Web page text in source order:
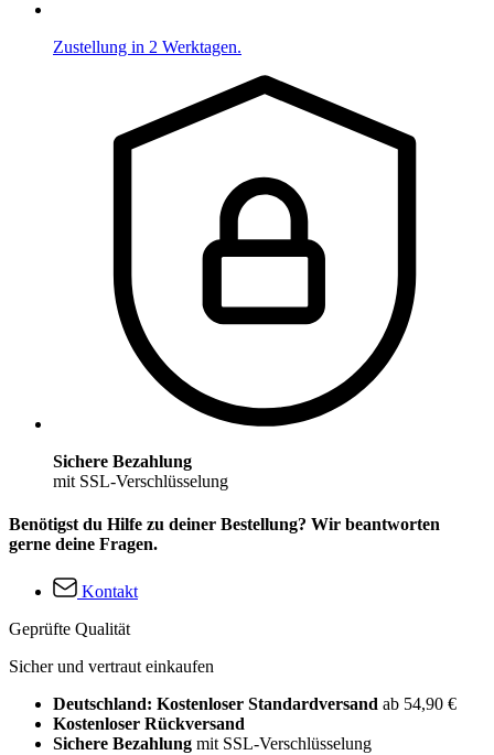
Zustellung in 2 Werktagen.
Sichere Bezahlung
mit SSL-Verschlüsselung
Benötigst du Hilfe zu deiner Bestellung? Wir beantworten
gerne deine Fragen.
Kontakt
Geprüfte Qualität
Sicher und vertraut einkaufen
Deutschland: Kostenloser Standardversand ab 54,90 €
Kostenloser Rückversand
Sichere Bezahlung mit SSL-Verschlüsselung